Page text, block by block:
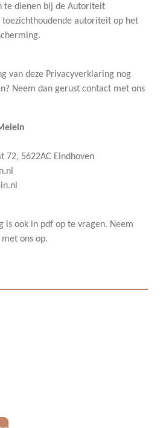
te dienen bij de Autoriteit
toezichthoudende autoriteit op het
van deze Privacyverklaring nog
Neem dan gerust contact met ons
72, 5622AC Eindhoven
is ook in pdf op te vragen. Neem
ons op.